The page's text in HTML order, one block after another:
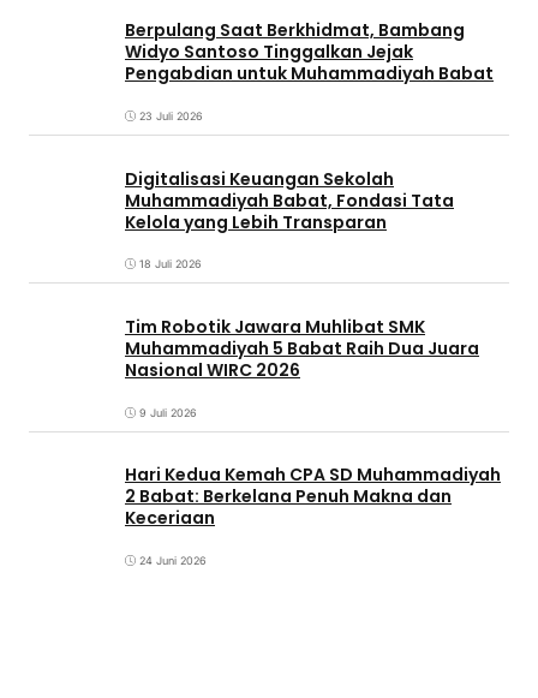
Berpulang Saat Berkhidmat, Bambang
Widyo Santoso Tinggalkan Jejak
Pengabdian untuk Muhammadiyah Babat
23 Juli 2026
Digitalisasi Keuangan Sekolah
Muhammadiyah Babat, Fondasi Tata
Kelola yang Lebih Transparan
18 Juli 2026
Tim Robotik Jawara Muhlibat SMK
Muhammadiyah 5 Babat Raih Dua Juara
Nasional WIRC 2026
9 Juli 2026
‎Hari Kedua Kemah CPA SD Muhammadiyah
2 Babat: Berkelana Penuh Makna dan
Keceriaan
24 Juni 2026